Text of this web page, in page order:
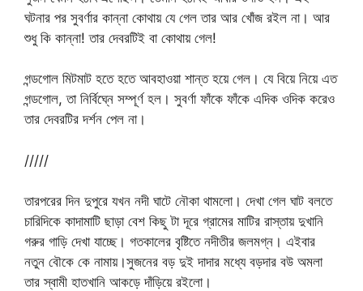
ঘটনার পর সুবর্ণার কান্না কোথায় যে গেল তার আর খোঁজ রইল না। আর
শুধু কি কান্না! তার দেবরটিই বা কোথায় গেল!
গন্ডগোল মিটমাট হতে হতে আবহাওয়া শান্ত হয়ে গেল। যে বিয়ে নিয়ে এত
গন্ডগোল, তা নির্বিঘ্নে সম্পূর্ণ হল। সুবর্ণা ফাঁকে ফাঁকে এদিক ওদিক করেও
তার দেবরটির দর্শন পেল না।
/////
তারপরের দিন দুপুরে যখন নদী ঘাটে নৌকা থামলো। দেখা গেল ঘাট বলতে
চারিদিকে কাদামাটি ছাড়া বেশ কিছু টা দূরে গ্রামের মাটির রাস্তায় দুখানি
গরুর গাড়ি দেখা যাচ্ছে। গতকালের বৃষ্টিতে নদীতীর জলমগ্ন। এইবার
নতুন বৌকে কে নামায়।সুজনের বড় দুই দাদার মধ্যে বড়দার বউ অমলা
তার স্বামী হাতখানি আকড়ে দাঁড়িয়ে রইলো।